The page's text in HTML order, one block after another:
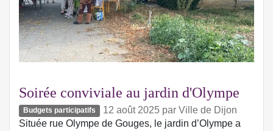
Soirée conviviale au jardin d'Olympe
Budgets participatifs 12 août 2025 par Ville de Dijon
Située rue Olympe de Gouges, le jardin d’Olympe a